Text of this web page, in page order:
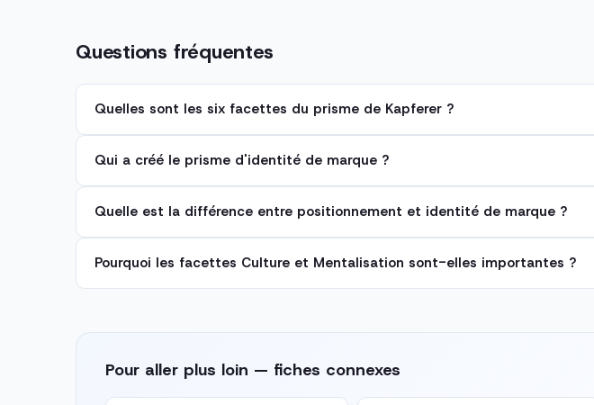
Questions fréquentes
Quelles sont les six facettes du prisme de Kapferer ?
Qui a créé le prisme d'identité de marque ?
Quelle est la différence entre positionnement et identité de marque ?
Pourquoi les facettes Culture et Mentalisation sont-elles importantes ?
Pour aller plus loin — fiches connexes